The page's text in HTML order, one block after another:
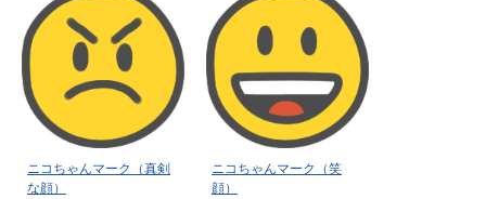
ニコちゃんマーク（真剣
な顔）
ニコちゃんマーク（笑
顔）